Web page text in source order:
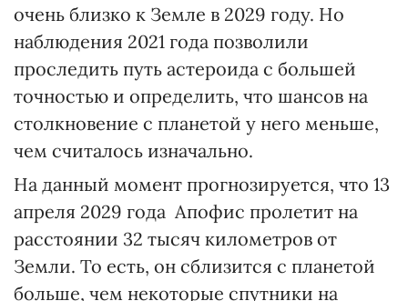
очень близко к Земле в 2029 году. Но
наблюдения 2021 года позволили
проследить путь астероида с большей
точностью и определить, что шансов на
столкновение с планетой у него меньше,
чем считалось изначально.
На данный момент прогнозируется, что 13
апреля 2029 года Апофис пролетит на
расстоянии 32 тысяч километров от
Земли. То есть, он сблизится с планетой
больше, чем некоторые спутники на